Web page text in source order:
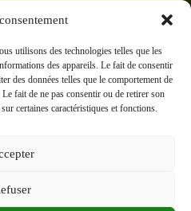
utilisons des technologies telles que les
des appareils. Le fait de consentir
des données telles que le comportement de
fait de ne pas consentir ou de retirer son
certaines caractéristiques et fonctions.
réservés à
sont interdites !